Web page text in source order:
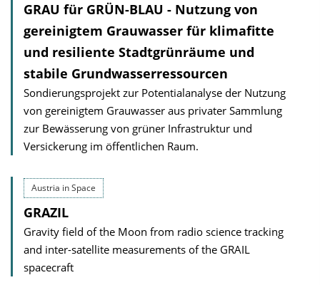
GRAU für GRÜN-BLAU - Nutzung von
gereinigtem Grauwasser für klimafitte
und resiliente Stadt­grün­räume und
stabile Grundwasser­ressourcen
Sondierungsprojekt zur Potentialanalyse der Nutzung
von gereinigtem Grauwasser aus privater Sammlung
zur Bewässerung von grüner Infrastruktur und
Versickerung im öffentlichen Raum.
Austria in Space
GRAZIL
Gravity field of the Moon from radio science tracking
and inter-satellite measurements of the GRAIL
spacecraft